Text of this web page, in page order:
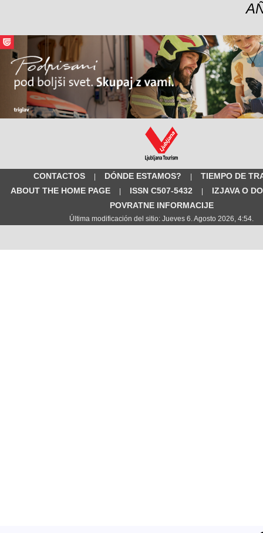
CONTACTOS | DÓNDE ESTAMOS? |
TIEMPO DE
ABOUT THE HOME PAGE
| ISSN C507-5432 |
IZJAVA O
POVRATNE INFORMACIJE
Última modificación del sitio: Jueves 6. Agosto 2026, 4:54.